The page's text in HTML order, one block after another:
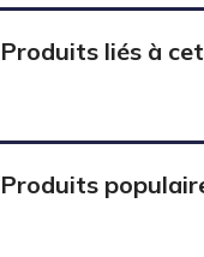
Produits liés à
Produits